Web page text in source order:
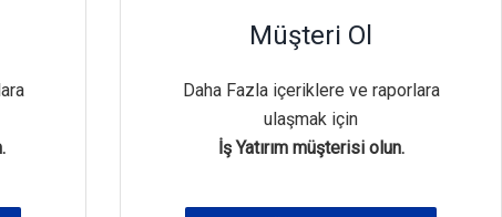
Müşteri Ol
Daha Fazla içeriklere ve raporlara
ulaşmak için
İş Yatırım müşterisi olun.